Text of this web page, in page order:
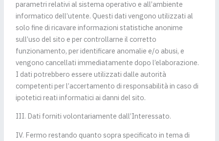
parametri relativi al sistema operativo e all’ambiente
informatico dell’utente. Questi dati vengono utilizzati al
solo fine di ricavare informazioni statistiche anonime
sull’uso del sito e per controllarne il corretto
funzionamento, per identificare anomalie e/o abusi, e
vengono cancellati immediatamente dopo l’elaborazione.
I dati potrebbero essere utilizzati dalle autorità
competenti per l’accertamento di responsabilità in caso di
ipotetici reati informatici ai danni del sito.
III. Dati forniti volontariamente dall’Interessato.
IV. Fermo restando quanto sopra specificato in tema di